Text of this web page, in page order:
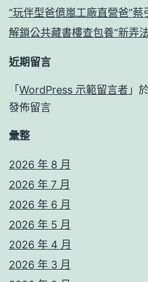
“玩伴型爸億嵐工廠直營爸”
解鎖公共藏書樓查包養“新弄
近期留言
「 WordPress 示範留言者 」
發佈留言
彙整
2026 年 8 月
2026 年 7 月
2026 年 6 月
2026 年 5 月
2026 年 4 月
2026 年 3 月